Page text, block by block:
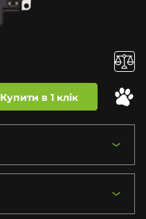
Купити в 1 клік